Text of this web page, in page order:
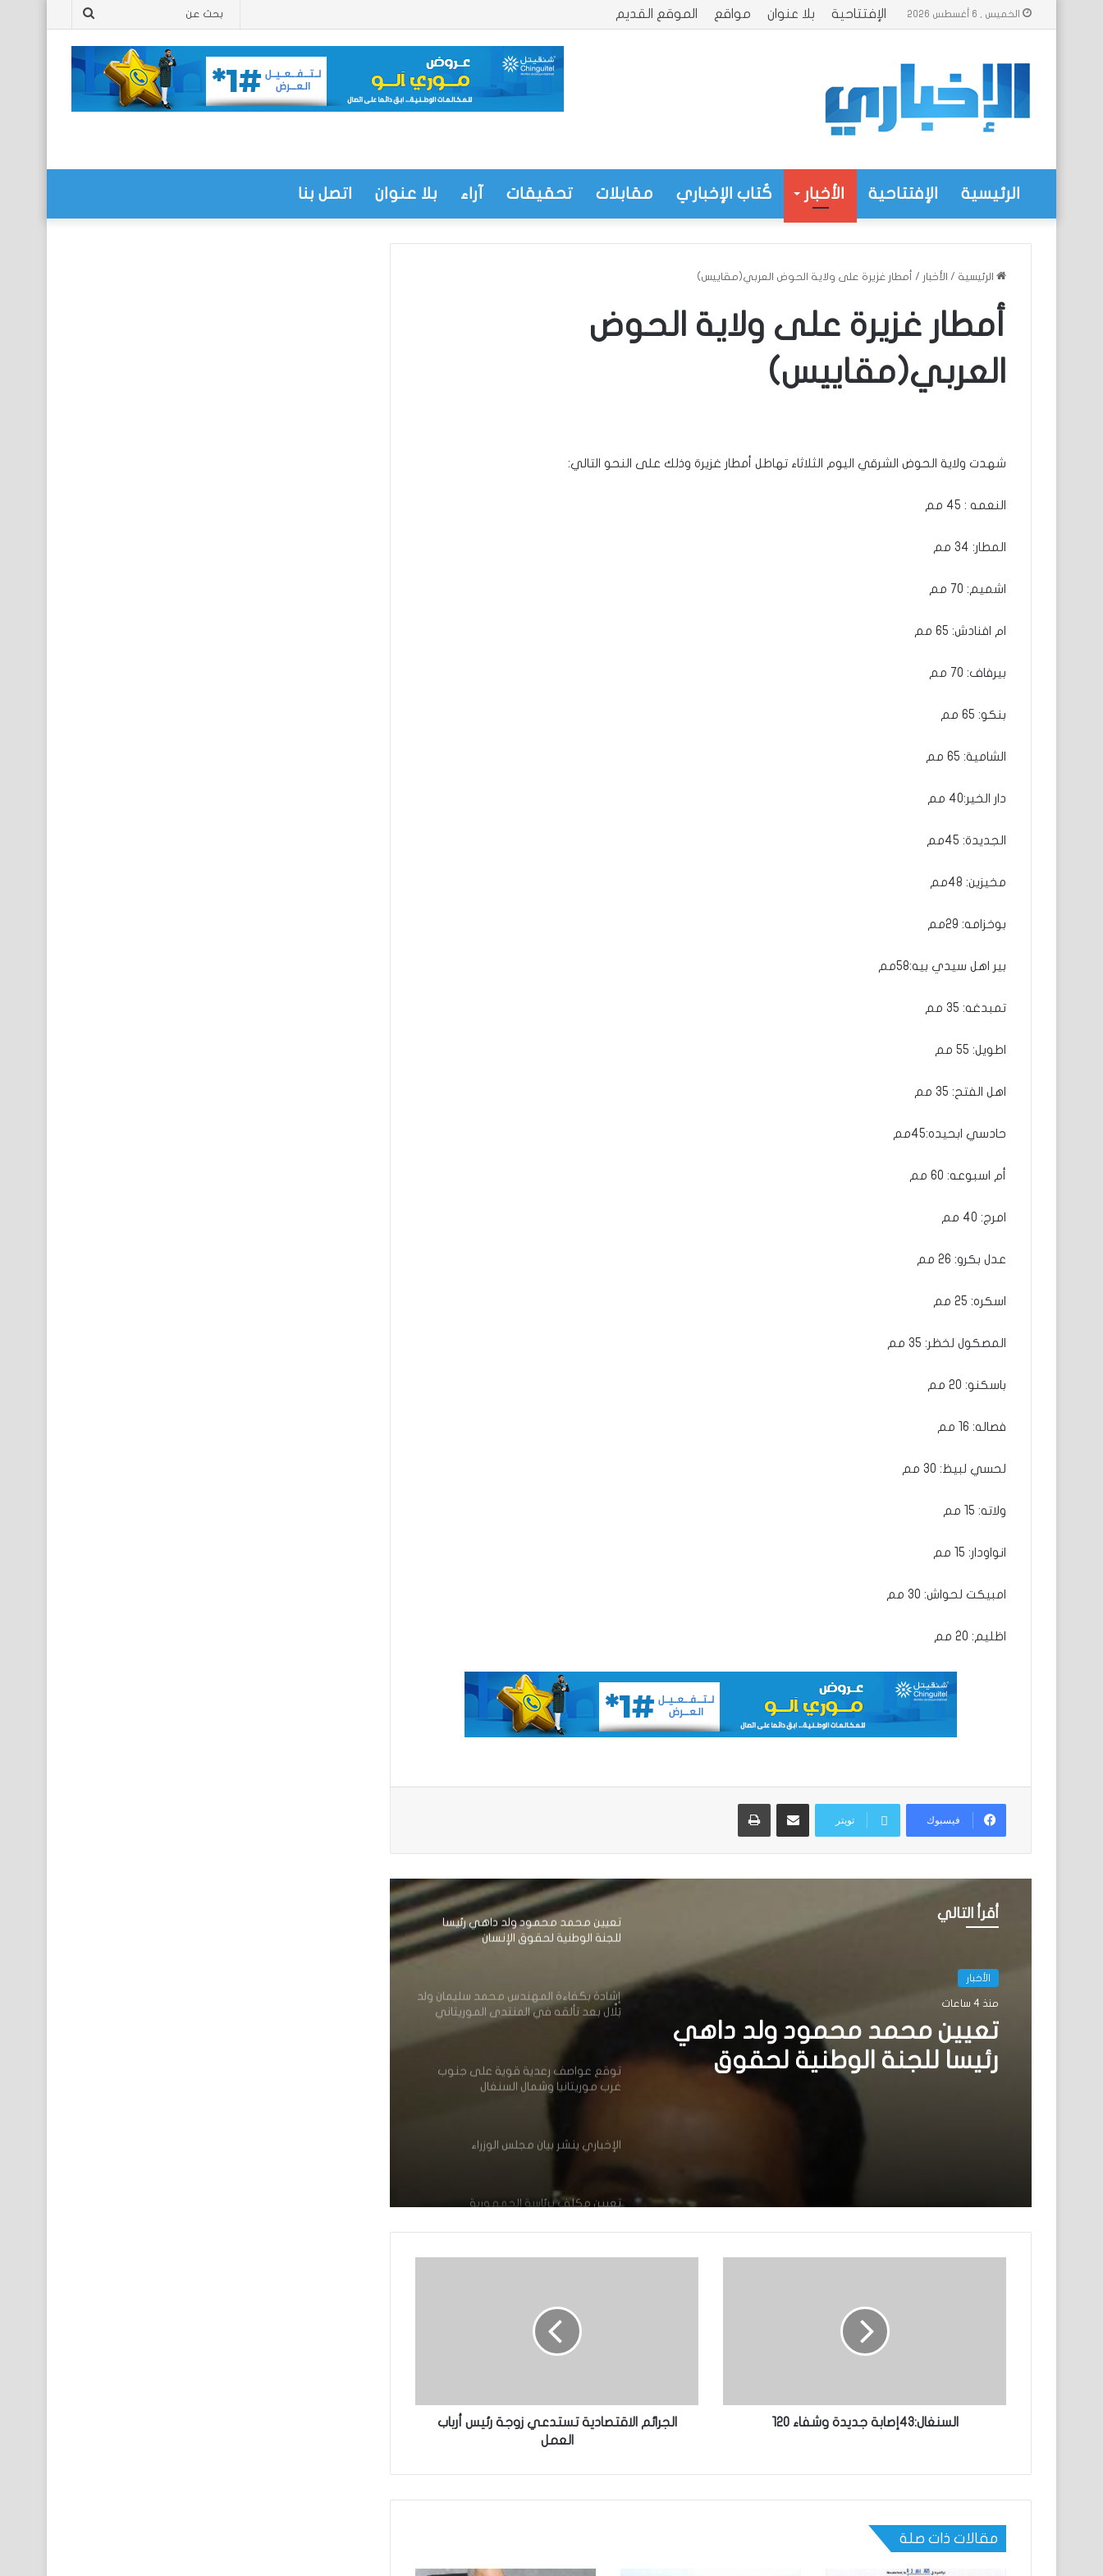
الخميس , 6 أغسطس 2026 الإفتتاحية بلا عنوان مواقع الموقع القديم بحث
الرئيسية الإفتتاحية الأخبار كُتاب الإخباري مقابلات تحقيقات آراء بلا عنوان اتصل بنا
الرئيسية / الأخبار / أمطار غزيرة على ولاية الحوض العربي(مقاييس)
أمطار غزيرة على ولاية الحوض
العربي(مقاييس)
شهدت ولاية الحوض الشرقي اليوم الثلاثاء تهاطل أمطار غزيرة وذلك على النحو التالي:
النعمه : 45 مم
المطار: 34 مم
اشميم: 70 مم
ام افنادش: 65 مم
بيرفاف: 70 مم
بنكو: 65 مم
الشامية: 65 مم
دار الخير:40 مم
الجديدة: 45مم
مخيزين: 48مم
بوخزامه: 29مم
بير اهل سيدي بيه:58مم
تمبدغه: 35 مم
اطويل: 55 مم
اهل الفتح: 35 مم
حادسي ابحيده:45مم
أم اسبوعه: 60 مم
امرج: 40 مم
عدل بكرو: 26 مم
اسكره: 25 مم
المصكول لخظر: 35 مم
باسكنو: 20 مم
فصاله: 16 مم
لحسي لبيظ: 30 مم
ولاته: 15 مم
انواودار: 15 مم
امبيكت لحواش: 30 مم
اظليم: 20 مم
فيسبوك تويتر
مشاركة عبر البريد طباعة
أقرأ التالي
الأخبار
منذ 4 ساعات
تعيين محمد محمود ولد داهي
رئيسا للجنة الوطنية لحقوق
مجلس الوزراء يعقد اجتماعه الأسبوعي
تعيين رئيس للمجلس الوطني للتنظيم
تعيين مستشارين بديوان الوزير الأول
الوطنية للمحامين
تعيين محمد محمود ولد داهي رئيسا
للجنة الوطنية لحقوق الإنسان
إشادة بكفاءة المهندس محمد سليمان ولد
بَلَّال بعد تألقه في المنتدى الموريتاني
توقع عواصف رعدية قوية على جنوب
غرب موريتانيا وشمال السنغال
الإخباري ينشر بيان مجلس الوزراء
تعيين مكلف برئاسة الجمهورية
مجلس الوزراء يعقد اجتماعه الأسبوعي
السنغال:43إصابة جديدة وشفاء 120
الجرائم الاقتصادية تستدعي زوجة رئيس أرباب
العمل
مقالات ذات صلة